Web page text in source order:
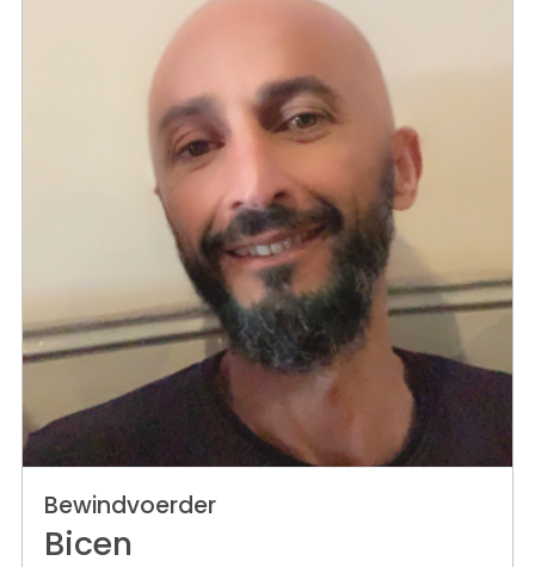
Bewindvoerder
Bicen